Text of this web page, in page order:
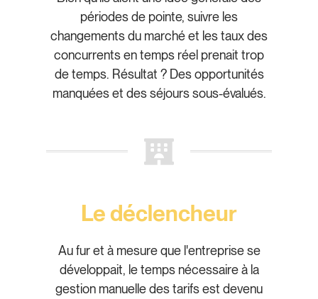
périodes de pointe, suivre les
changements du marché et les taux des
concurrents en temps réel prenait trop
de temps. Résultat ? Des opportunités
manquées et des séjours sous-évalués.
Le déclencheur
Au fur et à mesure que l'entreprise se
développait, le temps nécessaire à la
gestion manuelle des tarifs est devenu